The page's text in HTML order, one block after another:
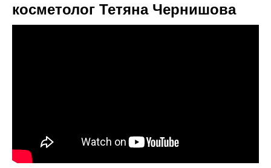
косметолог Тетяна Чернишова